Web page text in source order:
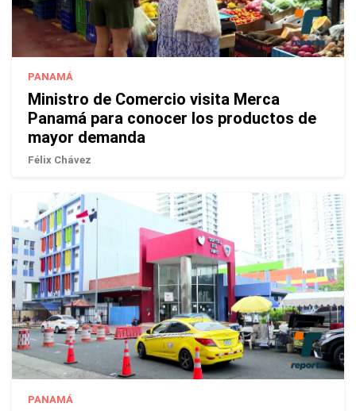
PANAMÁ
Ministro de Comercio visita Merca
Panamá para conocer los productos de
mayor demanda
Félix Chávez
PANAMÁ